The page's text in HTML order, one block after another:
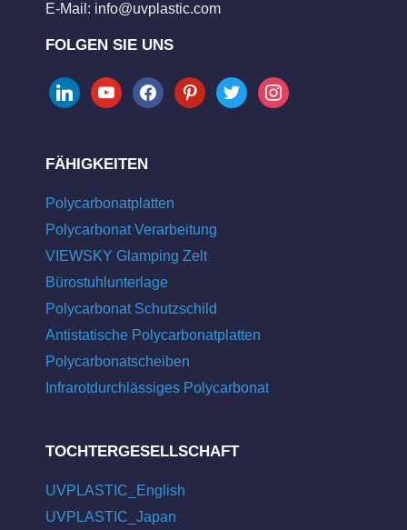
E-Mail: info@uvplastic.com
FOLGEN SIE UNS
linkedinyoutubefacebookpinteresttwitter instagram
FÄHIGKEITEN
Polycarbonatplatten
Polycarbonat Verarbeitung
VIEWSKY Glamping Zelt
Bürostuhlunterlage
Polycarbonat Schutzschild
Antistatische Polycarbonatplatten
Polycarbonatscheiben
Infrarotdurchlässiges Polycarbonat
TOCHTERGESELLSCHAFT
UVPLASTIC_English
UVPLASTIC_Japan